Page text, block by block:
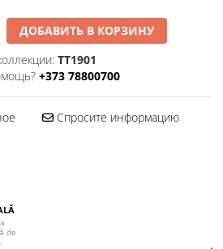
ДОБАВИТЬ В КОРЗИНУ
TT1901
+373 78800700
Спросите информацию
de